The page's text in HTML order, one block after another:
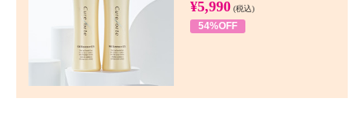
¥5,990 (税込)
54%OFF